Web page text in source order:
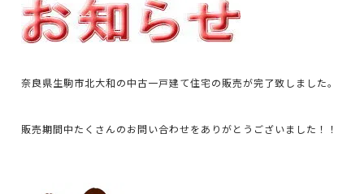
奈良県生駒市北大和の中古一戸建て住宅の販売が完了致しました。
販売期間中たくさんのお問い合わせをありがとうございました！！